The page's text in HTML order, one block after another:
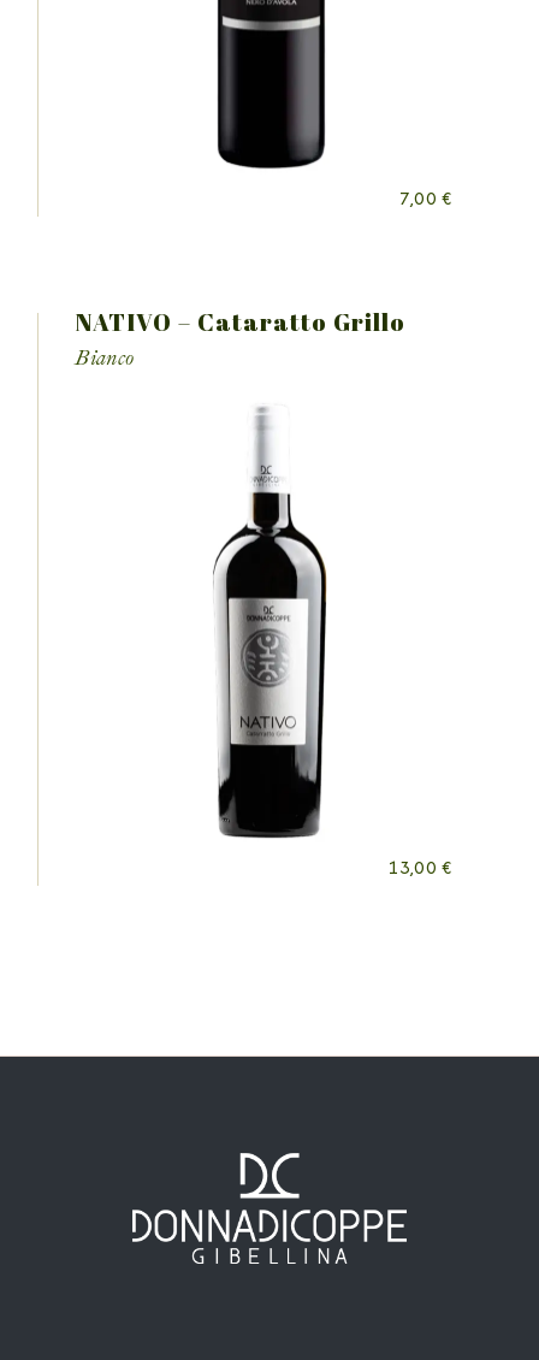
7,00€
NATIVO – Cataratto Grillo
Bianco
13,00€